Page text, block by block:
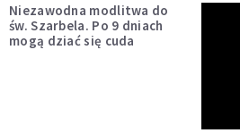
Niezawodna modlitwa do
św. Szarbela. Po 9 dniach
mogą dziać się cuda